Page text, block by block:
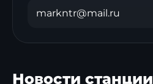
markntr@mail.ru
Новости станции